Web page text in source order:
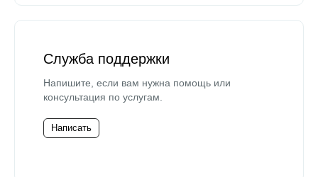
Служба поддержки
Напишите, если вам нужна помощь или
консультация по услугам.
Написать